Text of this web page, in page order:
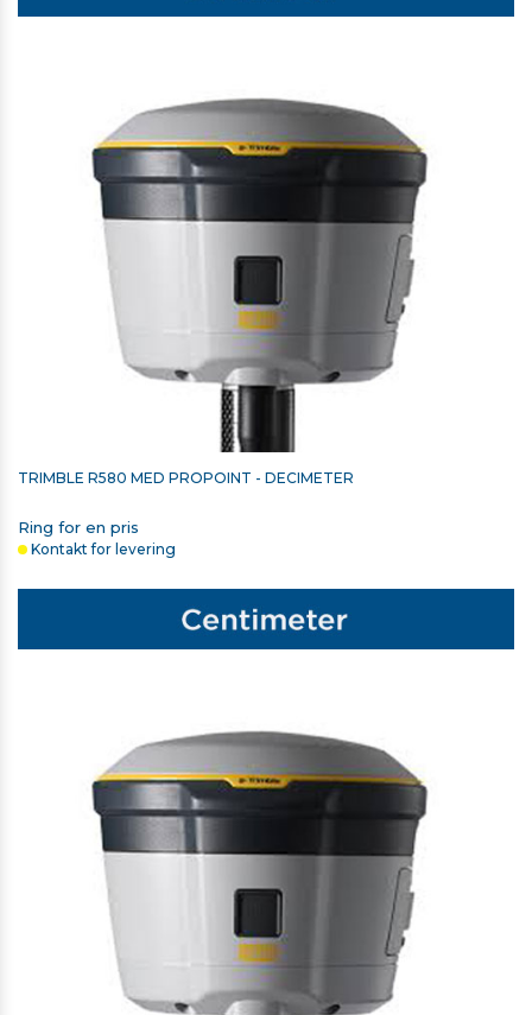
TRIMBLE SKULDERREM TIL T7/TSC7/TSC510/TSC710
338,00 kr. ekskl. moms
På lager
TRIMBLE HÅNDREM TIL TSC5/TSC510/TSC7/TSC710
263,00 kr. ekskl. moms
På lager
TRIMBLE R580 MED PROPOINT - DECIMETER
Ring for en pris
Kontakt for levering